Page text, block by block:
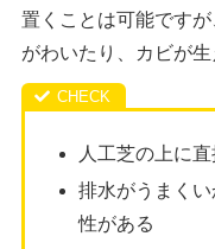
置くことは可能です
がわいたり、カビが
人工芝の上に
排水がうまく
性がある